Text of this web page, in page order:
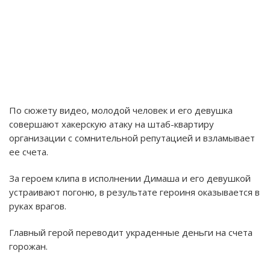
По сюжету видео, молодой человек и его девушка
совершают хакерскую атаку на штаб-квартиру
организации с сомнительной репутацией и взламывает
ее счета.
За героем клипа в исполнении Димаша и его девушкой
устраивают погоню, в результате героиня оказывается в
руках врагов.
Главный герой переводит украденные деньги на счета
горожан.